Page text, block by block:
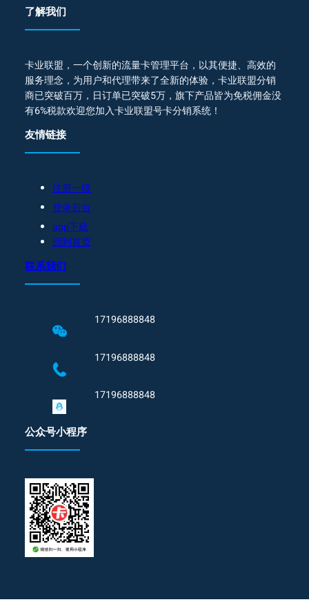
了解我们
卡业联盟，一个创新的流量卡管理平台，以其便捷、高效的
服务理念，为用户和代理带来了全新的体验，卡业联盟分销
商已突破百万，日订单已突破5万，旗下产品皆为免税佣金没
有6%税款欢迎您加入卡业联盟号卡分销系统！
友情链接
注册一级
登录后台
app下载
回到首页
联系我们
17196888848
17196888848
17196888848
公众号小程序